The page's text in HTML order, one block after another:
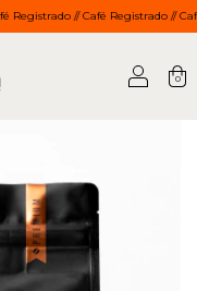
// Café Registrado // Café
0